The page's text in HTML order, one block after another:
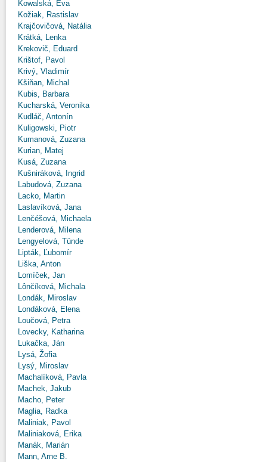
Kowalská, Eva
Kožiak, Rastislav
Krajčovičová, Natália
Krátká, Lenka
Krekovič, Eduard
Krištof, Pavol
Krivý, Vladimír
Kšiňan, Michal
Kubis, Barbara
Kucharská, Veronika
Kudláč, Antonín
Kuligowski, Piotr
Kumanová, Zuzana
Kurian, Matej
Kusá, Zuzana
Kušniráková, Ingrid
Labudová, Zuzana
Lacko, Martin
Laslavíková, Jana
Lenčéšová, Michaela
Lenderová, Milena
Lengyelová, Tünde
Lipták, Ľubomír
Liška, Anton
Lomíček, Jan
Lônčíková, Michala
Londák, Miroslav
Londáková, Elena
Loučová, Petra
Lovecky, Katharina
Lukačka, Ján
Lysá, Žofia
Lysý, Miroslav
Machalíková, Pavla
Machek, Jakub
Macho, Peter
Maglia, Radka
Maliniak, Pavol
Maliniaková, Erika
Manák, Marián
Mann, Arne B.